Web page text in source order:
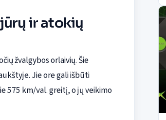
ir atokių
žvalgybos orlaivių. Šie
Jie ore gali išbūti
575 km/val. greitį, o jų veikimo